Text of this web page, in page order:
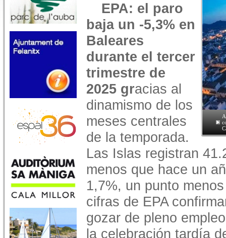
EPA: el paro
baja un -5,3% en
Baleares
durante el tercer
trimestre de
2025 gracias al
dinamismo de los
meses centrales
de la temporada.
Las Islas registran
menos que hace un
1,7%, un punto
cifras de EPA
gozar de pleno
la celebración tardía